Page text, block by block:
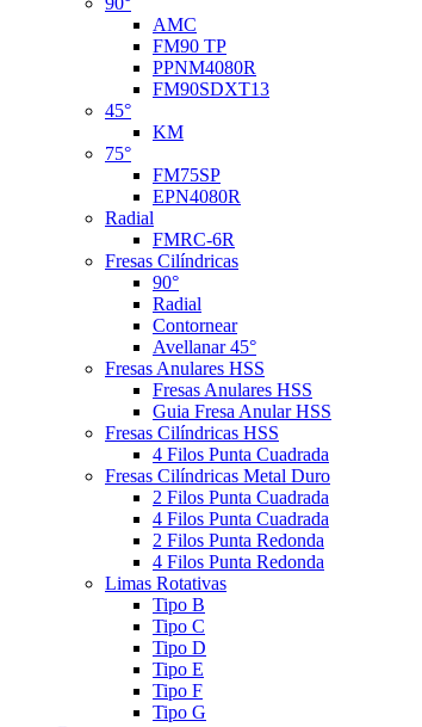
AMC
FM90 TP
PPNM4080R
FM90SDXT13
45°
KM
75°
FM75SP
EPN4080R
Radial
FMRC-6R
Fresas Cilíndricas
90°
Radial
Contornear
Avellanar 45°
Fresas Anulares HSS
Fresas Anulares HSS
Guia Fresa Anular HSS
Fresas Cilíndricas HSS
4 Filos Punta Cuadrada
Fresas Cilíndricas Metal Duro
2 Filos Punta Cuadrada
4 Filos Punta Cuadrada
2 Filos Punta Redonda
4 Filos Punta Redonda
Limas Rotativas
Tipo B
Tipo C
Tipo D
Tipo E
Tipo F
Tipo G